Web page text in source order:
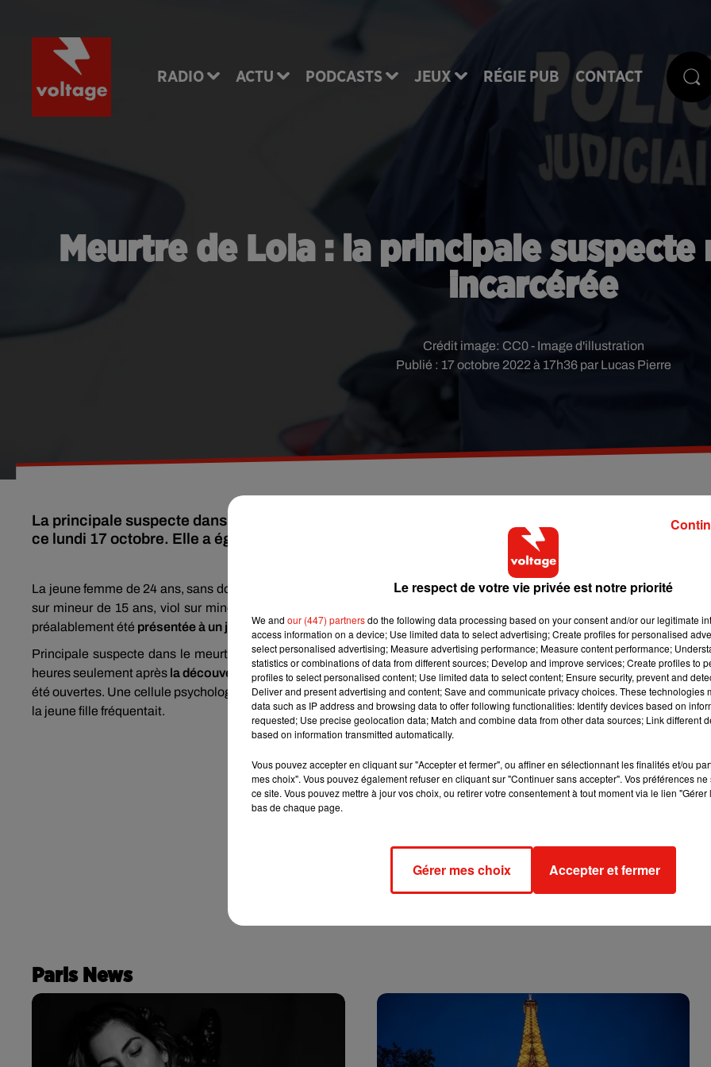
RADIO ACTU PODCASTS JEUX RÉGIE PUB CONTACT
Meurtre de Lola : la principale suspecte
incarcérée
Publié : 17 octobre 2022 à 17h36 par Lucas Pierre
Crédit image: CC0 - Image d'illustration
La principale suspecte dans le meurtre de Lola, une collégienne de 12 ans, a été mise en examen
ce lundi 17 octobre. Elle a également été placée en détention provisoire.
La jeune femme de 24 ans, sans domicile fixe, a été mise en examence lundi 17 octobre pour « meurtre en lien avec un
sur mineur de 15 ans, viol sur mineur de 15 ans avec actes de torture et de barbarie » et « recel de cadavre ». Elle
préalablement été présentée à un juge d’instructionen vue de sa mise en examen.
Principale suspecte dans le meurtre de Lola, cette jeune femme de 24 ans a été interpellée samedi matin, soit
heures seulement après la découverte du corps de la collégienneà Paris. Une information judiciaire et une enquête
été ouvertes. Une cellule psychologique a également été déployée au collège George Brassens, établissement scolaire
la jeune fille fréquentait.
Paris News
Le respect de votre vie privée est notre priorité
We and our (447) partnersdo the following data processing based on your consent and/or our legitimate
access information on a device; Use limited data to select advertising; Create profiles for personalised
select personalised advertising; Measure advertising performance; Measure content performance;
statistics or combinations of data from different sources; Develop and improve services; Create profiles to
profiles to select personalised content; Use limited data to select content; Ensure security, prevent and
Deliver and present advertising and content; Save and communicate privacy choices. These technologies
data such as IP address and browsing data to offer following functionalities: Identify devices based on
requested; Use precise geolocation data; Match and combine data from other data sources; Link different
based on information transmitted automatically.
Vous pouvez accepter en cliquant sur "Accepter et fermer", ou affiner en sélectionnant les finalités et/ou
mes choix". Vous pouvez également refuser en cliquant sur "Continuer sans accepter". Vos préférences
ce site. Vous pouvez mettre à jour vos choix, ou retirer votre consentement à tout moment via le lien
bas de chaque page.
Gérer mes choix Accepter et fermer